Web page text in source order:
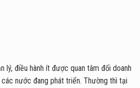
lý, điều hành ít được quan tâm đối doanh
nước đang phát triển. Thường thì tại